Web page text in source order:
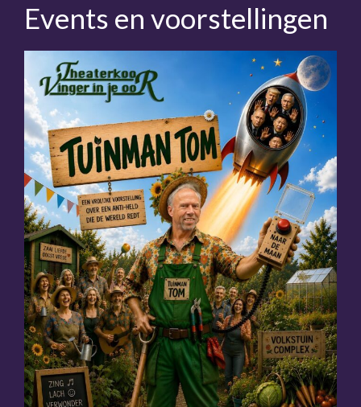
Events en voorstellingen